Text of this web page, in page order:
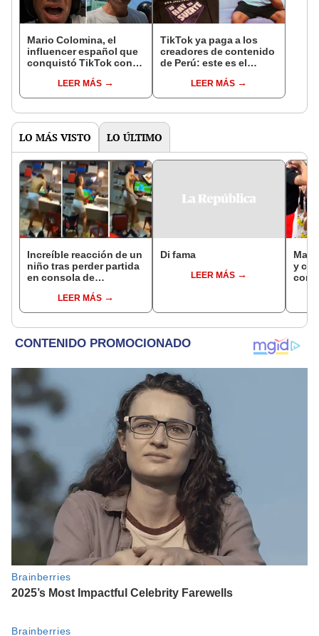
Mario Colomina, el
influencer español que
conquistó TikTok con
"Mi amor nació por la
gastronomía"
LEER MÁS
TikTok ya paga a los
creadores de contenido
de Perú: este es el
llegar a cobrar por 1.000
vistas
LEER MÁS
LO MÁS VISTO LO ÚLTIMO
Increíble reacción de un
niño tras perder partida
en consola de
LEER MÁS
Di fama
LEER MÁS
y
con